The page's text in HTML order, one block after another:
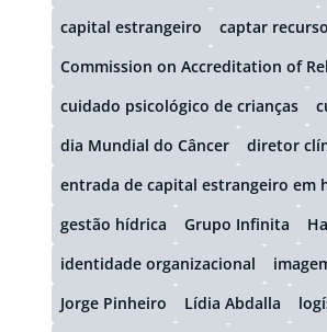
capital estrangeiro
captar
Commission on Accreditation of
cuidado psicológico de crianças
dia Mundial do Câncer
diretor
entrada de capital estrangeiro em
gestão hídrica
Grupo Infinita
identidade organizacional
Jorge Pinheiro
Lídia Abdalla